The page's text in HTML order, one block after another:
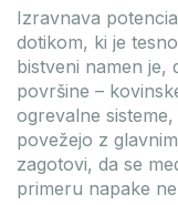
Izravnava
dotikom, ki je
bistveni namen je,
površine –
ogrevalne
povežejo z
zagotovi, da se
primeru napake